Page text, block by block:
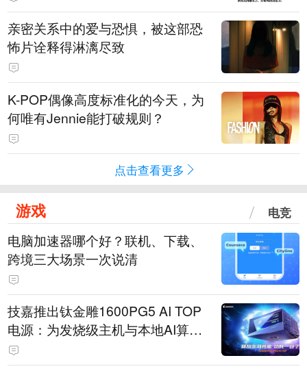
亲密关系中的爱与恐惧，被这部恐
怖片诠释得淋漓尽致
K-POP偶像高度标准化的今天，为
何唯有Jennie能打破规则？
点击查看更多
游戏 电竞
电脑加速器哪个好？联机、下载、
跨境三大场景一次说清
技嘉推出钛金雕1600PG5 AI TOP
电源：为发烧级主机与本地AI算力
打造旗舰供电方案